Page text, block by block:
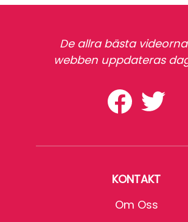
De allra bästa
webben uppdateras
KONTAKT
Om Oss